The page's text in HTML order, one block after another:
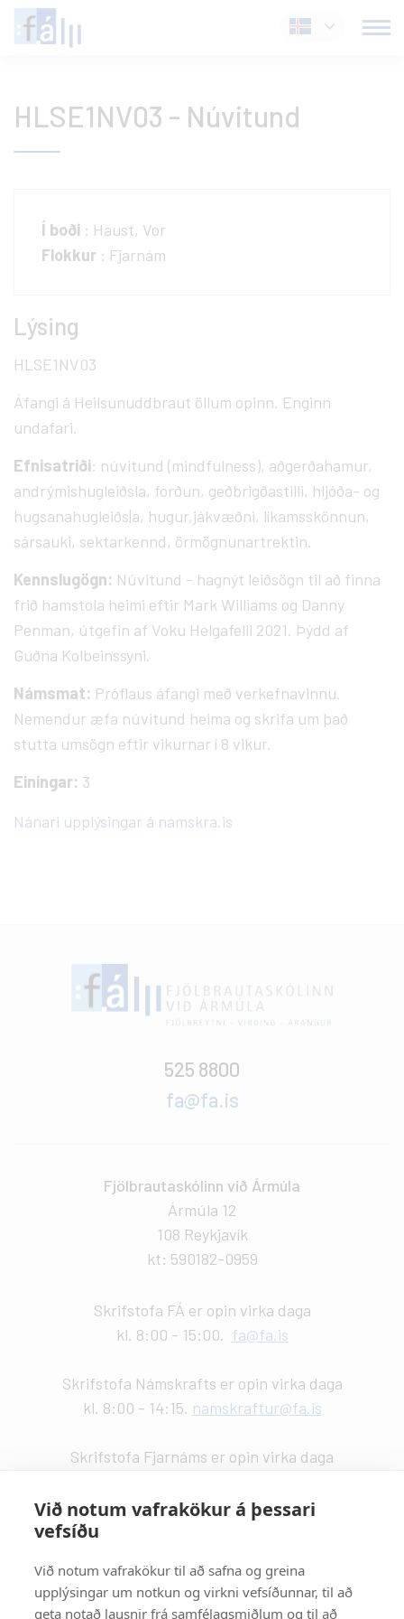
Við notum vafrakökur á þessari
vefsíðu
Við notum vafrakökur til að safna og greina
upplýsingar um notkun og virkni vefsíðunnar, til að
geta notað lausnir frá samfélagsmiðlum og til að
Fara
í
Íslenska
HLSE1NV03 - Núvitund
Í boði : Haust, Vor
Flokkur : Fjarnám
Lýsing
HLSE1NV03
Áfangi á Heilsunuddbraut öllum opinn. Enginn
undafari.
Efnisatriði: núvitund (mindfulness), aðgerðahamur,
andrýmishugleiðsla, forðun, geðbrigðastilli, hljóða- og
hugsanahugleiðs|a, hugur,jákvæðni, líkamsskönnun,
sársauki, sektarkennd, örmögnunartrektin.
Kennslugögn: Núvitund - hagnýt leiðsögn til að finna
frið hamstola heimi eftir Mark Williams og Danny
Penman, útgefin af Voku Helgafelli 2021. Þýdd af
Guðna Kolbeinssyni.
Námsmat: Próflaus áfangi með verkefnavinnu.
Nemendur æfa núvitund heima og skrifa um það
stutta umsögn eftir vikurnar í 8 vikur.
Einingar: 3
Nánari upplýsingar á namskra.is
525 8800
fa@fa.is
Fjölbrautaskólinn við Ármúla
Ármúla 12
108 Reykjavík
kt: 590182-0959
Skrifstofa FÁ er opin virka daga
kl. 8:00 - 15:00. fa@fa.is
Skrifstofa Námskrafts er opin virka daga
kl. 8:00 - 14:15. namskraftur@fa.is
Skrifstofa Fjarnáms er opin virka daga
Strætisvagnar: